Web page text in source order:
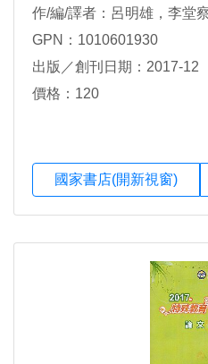
作/編/譯者：呂明雄，李堂
GPN：1010601930
出版／創刊日期：2017-12
價格：120
國家書店(開新視窗)